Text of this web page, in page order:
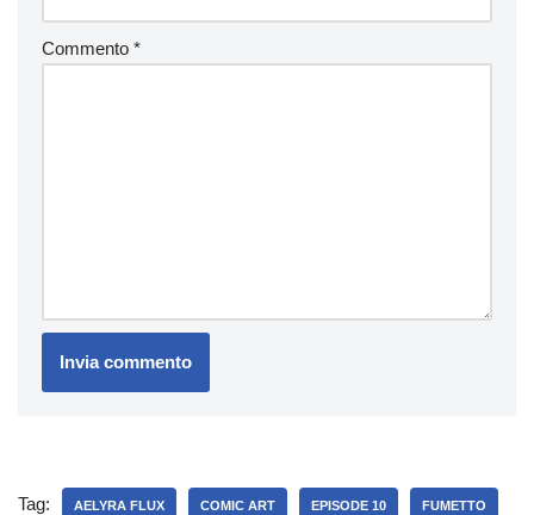
Commento *
Tag: AELYRA FLUX COMIC ART EPISODE 10 FUMETTO